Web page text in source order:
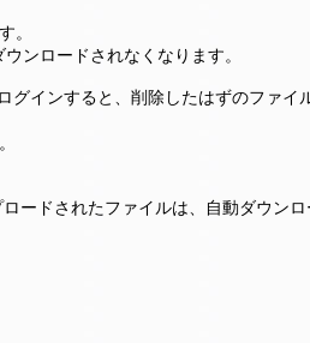
。
ンロードされなくなります。
インすると、削除したはずのファイ
ードされたファイルは、自動ダウンロ